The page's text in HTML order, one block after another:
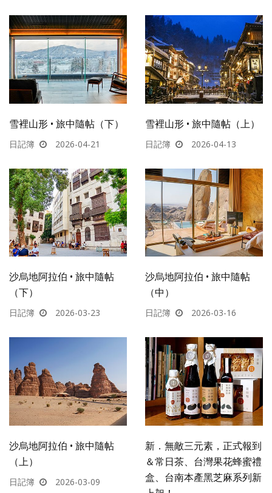
雪裡山形 • 旅中隨帖（下）
日記簿 2026-04-21
雪裡山形 • 旅中隨帖（上）
日記簿 2026-04-13
沙烏地阿拉伯 • 旅中隨帖
（下）
日記簿 2026-03-23
沙烏地阿拉伯 • 旅中隨帖
（中）
日記簿 2026-03-16
沙烏地阿拉伯 • 旅中隨帖
（上）
日記簿 2026-03-09
新．無敵三元素，正式報到
＆常日茶、台灣果花蜂蜜禮
盒、台南本產黑芝麻系列新